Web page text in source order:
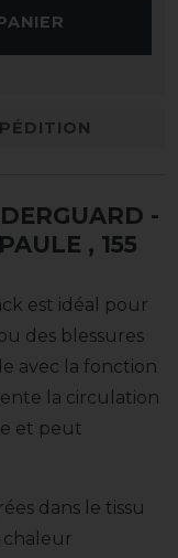
-
, 155
est idéal pour
des blessures
avec la fonction
la circulation
et peut
dans le tissu
chaleur